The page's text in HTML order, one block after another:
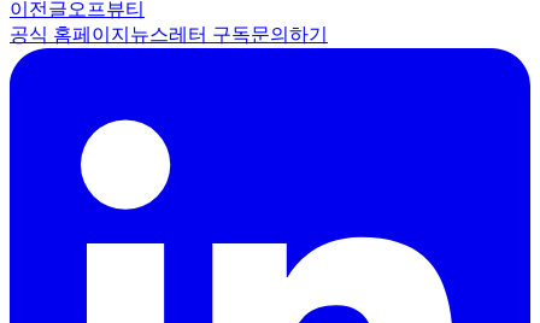
이전글오프뷰티
공식 홈페이지 뉴스레터 구독문의하기